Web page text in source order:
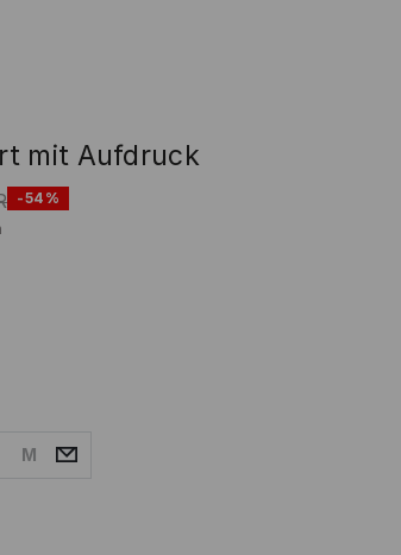
mit Aufdruck
-54%
M